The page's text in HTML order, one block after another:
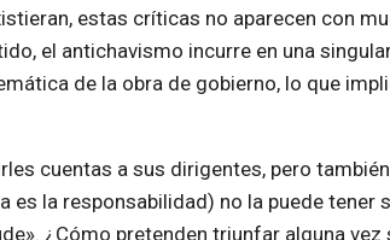
estas críticas no aparecen con
el antichavismo incurre en una
de la obra de gobierno, lo que
cuentas a sus dirigentes, pero
es la responsabilidad) no la puede
¿Cómo pretenden triunfar alguna